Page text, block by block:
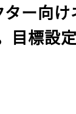
ター向
目標設